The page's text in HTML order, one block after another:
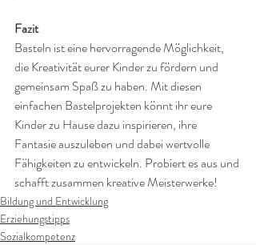
Fazit
Basteln ist eine hervorragende Möglichkeit,
die Kreativität eurer Kinder zu fördern und
gemeinsam Spaß zu haben. Mit diesen
einfachen Bastelprojekten könnt ihr eure
Kinder zu Hause dazu inspirieren, ihre
Fantasie auszuleben und dabei wertvolle
Fähigkeiten zu entwickeln. Probiert es aus und
schafft zusammen kreative Meisterwerke!
Bildung und Entwicklung
Erziehungstipps
Sozialkompetenz